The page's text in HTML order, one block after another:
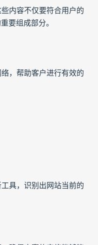
内容不仅要符合用户的
要组成部分。
，帮助客户进行有效的
具，识别出网站当前的